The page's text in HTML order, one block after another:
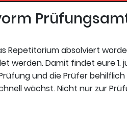
Repetitorium absolviert
werden. Damit findet eure
und die Prüfer
wächst. Nicht nur zur